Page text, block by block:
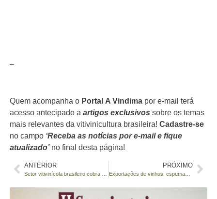
–
Quem acompanha o Portal A Vindima por e-mail terá
acesso antecipado a artigos exclusivos sobre os temas
mais relevantes da vitivinicultura brasileira! Cadastre-se
no campo ‘Receba as notícias por e-mail e fique
atualizado’no final desta página!
ANTERIOR PRÓXIMO
Exportações de vinhos, espumantes e suco de uva do Brasil ultrapassam US$ 22 milhões em 2025